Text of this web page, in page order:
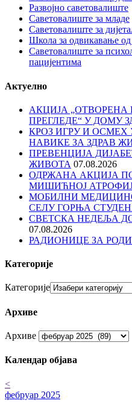
Развојно саветовалиште
Саветовалиште за младе
Саветовалиште за
Школа за одвикавање
Саветовалиште за
пацијентима
Актуелно
АКЦИЈА „ОТВОРЕНА
ПРЕГЛЕДЕ“ У ДОМУ
КРОЗ ИГРУ И
НАВИКЕ ЗА ЗДРАВ
ПРЕВЕНЦИЈА
ЖИВОТА 07.08.2026
ОДРЖАНА АКЦИЈА
МИШИЋНОЈ
МОБИЛНИ
СЕЛУ ГОРЊА
СВЕТСКА НЕДЕЉА
07.08.2026
РАДИОНИЦЕ ЗА
Категорије
Категорије
Архиве
Архиве
Календар објава
<
фебруар 2025